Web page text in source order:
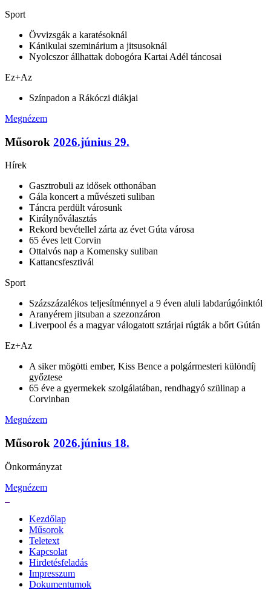
Sport
Övvizsgák a karatésoknál
Kánikulai szeminárium a jitsusoknál
Nyolcszor állhattak dobogóra Kartai Adél táncosai
Ez+Az
Színpadon a Rákóczi diákjai
Megnézem
Műsorok 2026.június 29.
Hírek
Gasztrobuli az idősek otthonában
Gála koncert a művészeti suliban
Táncra perdült városunk
Királynőválasztás
Rekord bevétellel zárta az évet Gúta városa
65 éves lett Corvin
Ottalvós nap a Komensky suliban
Kattancsfesztivál
Sport
Százszázalékos teljesítménnyel a 9 éven aluli labdarúgóinktól
Aranyérem jitsuban a szezonzáron
Liverpool és a magyar válogatott sztárjai rúgták a bőrt Gútán
Ez+Az
A siker mögötti ember, Kiss Bence a polgármesteri különdíj
győztese
65 éve a gyermekek szolgálatában, rendhagyó szülinap a
Corvinban
Megnézem
Műsorok 2026.június 18.
Önkormányzat
Megnézem
Kezdőlap
Műsorok
Teletext
Kapcsolat
Hirdetésfeladás
Impresszum
Dokumentumok